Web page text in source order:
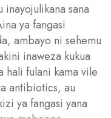
sana
ya fangasi
ambayo ni sehemu
inaweza kukua
hali fulani kama vile
antibiotics, au
ya fangasi yana